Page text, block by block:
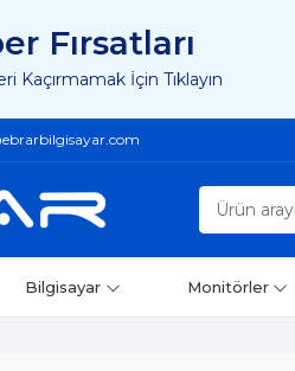
Fırsatları
Kaçırmamak İçin Tıklayın
Bilgisayar Monitörler